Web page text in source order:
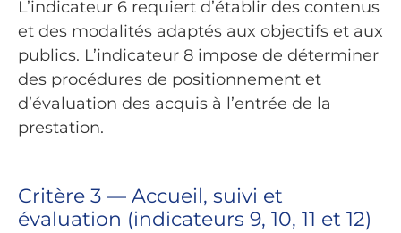
L’indicateur 6 requiert d’établir des contenus
et des modalités adaptés aux objectifs et aux
publics. L’indicateur 8 impose de déterminer
des procédures de positionnement et
d’évaluation des acquis à l’entrée de la
prestation.
Critère 3 — Accueil, suivi et
évaluation (indicateurs 9, 10, 11 et 12)